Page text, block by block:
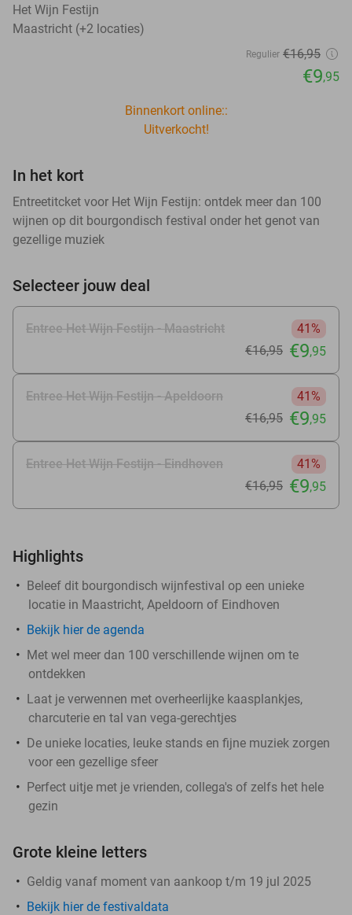
Het Wijn Festijn
Maastricht (+2 locaties)
Regulier €16,95
€9,95
Binnenkort online::
Uitverkocht!
In het kort
Entreetitcket voor Het Wijn Festijn: ontdek meer dan 100
wijnen op dit bourgondisch festival onder het genot van
gezellige muziek
Selecteer jouw deal
Entree Het Wijn Festijn - Maastricht
41%
€16,95 €9,95
Entree Het Wijn Festijn - Apeldoorn
41%
€16,95 €9,95
Entree Het Wijn Festijn - Eindhoven
41%
€16,95 €9,95
Highlights
Beleef dit bourgondisch wijnfestival op een unieke
locatie in Maastricht, Apeldoorn of Eindhoven
Bekijk hier de agenda
Met wel meer dan 100 verschillende wijnen om te
ontdekken
Laat je verwennen met overheerlijke kaasplankjes,
charcuterie en tal van vega-gerechtjes
De unieke locaties, leuke stands en fijne muziek zorgen
voor een gezellige sfeer
Perfect uitje met je vrienden, collega's of zelfs het hele
gezin
Grote kleine letters
Geldig vanaf moment van aankoop t/m 19 jul 2025
Bekijk hier de festivaldata